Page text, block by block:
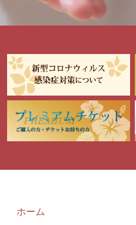
ホーム